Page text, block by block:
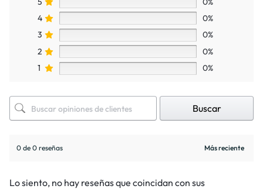
4
0%
3
0%
2
0%
1
0%
Buscar
0 de 0 reseñas
Lo siento, no hay reseñas que coincidan con sus